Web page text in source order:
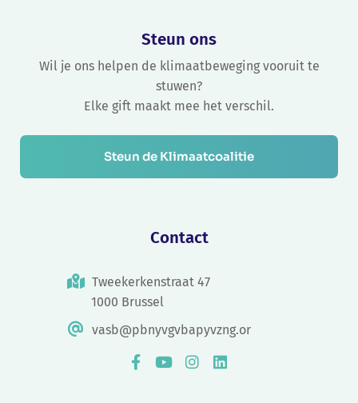
Steun ons
Wil je ons helpen de klimaatbeweging vooruit te
stuwen?
Elke gift maakt mee het verschil.
Steun de Klimaatcoalitie
Contact
Tweekerkenstraat 47
1000 Brussel
vasb@pbnyvgvbapyvzng.or